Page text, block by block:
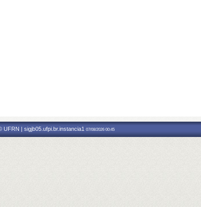
| sigjb05.ufpi.br.instancia1 07/08/2026 00:45